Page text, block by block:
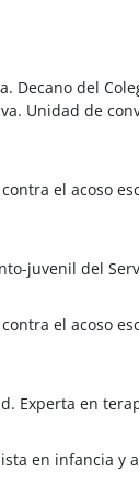
Decano del
Unidad de
el acoso
juvenil del
el acoso
Experta en
en infancia y